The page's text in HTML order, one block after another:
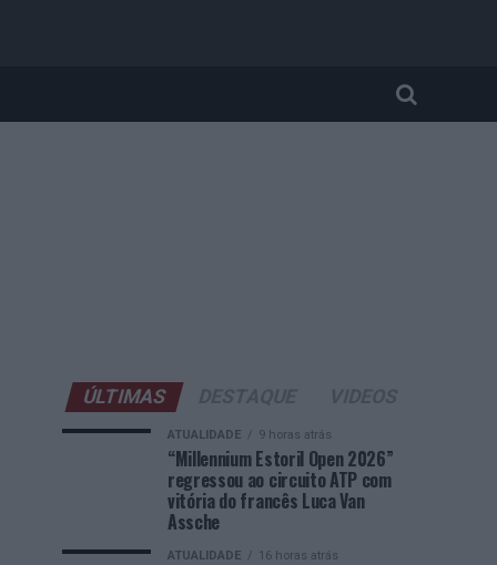
ÚLTIMAS
ATUALIDADE 9 horas atrás
“Millennium Estoril Open 2026”
regressou ao circuito ATP com
vitória do francês Luca Van
Assche
ATUALIDADE 16 horas atrás